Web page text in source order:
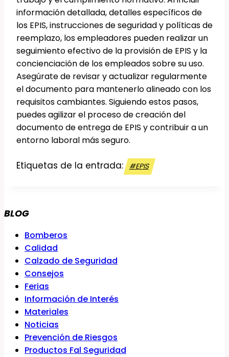
información detallada, detalles específicos de
los EPIS, instrucciones de seguridad y políticas de
reemplazo, los empleadores pueden realizar un
seguimiento efectivo de la provisión de EPIS y la
concienciación de los empleados sobre su uso.
Asegúrate de revisar y actualizar regularmente
el documento para mantenerlo alineado con los
requisitos cambiantes. Siguiendo estos pasos,
puedes agilizar el proceso de creación del
documento de entrega de EPIS y contribuir a un
entorno laboral más seguro.
Etiquetas de la entrada: #EPIS
BLOG
Bomberos
Calidad
Calzado de Seguridad
Consejos
Ferias
Información de Interés
Materiales
Noticias
Prevención de Riesgos
Productos Fal Seguridad